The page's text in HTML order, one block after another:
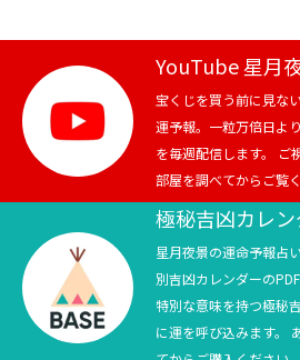
テニス
スポーツ
競馬
テニス四大大会・五輪
テニス四大大会・五輪
YouTube 星月
宝くじを買う前に見な
運予報。一粒万倍日よ
を毎週配信します。 ご
部屋を調べてからご覧く
極秘吉凶カレ
星月夜景の運命予報占
別吉凶カレンダーの
特別な意味を持つ極秘
に運を呼び込みます。